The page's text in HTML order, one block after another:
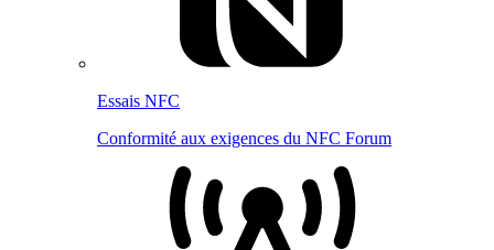
Essais NFC
Conformité aux exigences du NFC Forum